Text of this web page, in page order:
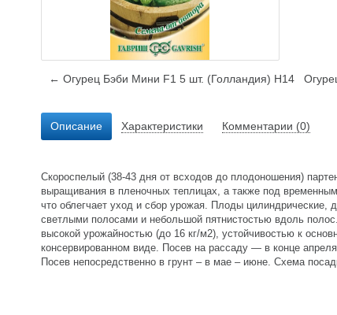
← Огурец Бэби Мини F1 5 шт. (Голландия) Н14
Описание Характеристики Комментарии (0)
Скороспелый (38-43 дня от всходов до плодоношения)
выращивания в пленочных теплицах, а также под
что облегчает уход и сбор урожая. Плоды
светлыми полосами и небольшой пятнистостью вдоль
высокой урожайностью (до 16 кг/м2), устойчивостью к
консервированном виде. Посев на рассаду — в конце
Посев непосредственно в грунт – в мае – июне. Схема